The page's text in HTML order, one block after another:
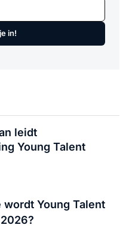
in!
leidt
Young Talent
wordt Young Talent